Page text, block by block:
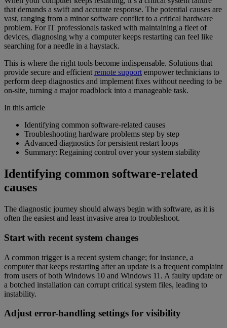
that demands a swift and accurate response. The potential causes are
vast, ranging from a minor software conflict to a critical hardware
problem. For IT professionals tasked with maintaining a fleet of
devices, diagnosing why a computer keeps restarting can feel like
searching for a needle in a haystack.
This is where the right tools become indispensable. Solutions that
provide secure and efficientremote supportempower technicians to
perform deep diagnostics and implement fixes without needing to be
on-site, turning a major roadblock into a manageable task.
In this article
Identifying common software-related causes
Troubleshooting hardware problems step by step
Advanced diagnostics for persistent restart loops
Summary: Regaining control over your system stability
Identifying common software-related
causes
The diagnostic journey should always begin with software, as it is
often the easiest and least invasive area to troubleshoot.
Start with recent system changes
A common trigger is a recent system change; for instance, a
computer that keeps restarting after an update is a frequent complaint
from users of both Windows 10 and Windows 11. A faulty update or
a botched installation can corrupt critical system files, leading to
instability.
Adjust error-handling settings for visibility